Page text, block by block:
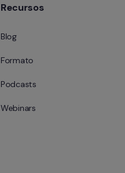
Recursos
Blog
Formato
Podcasts
Webinars